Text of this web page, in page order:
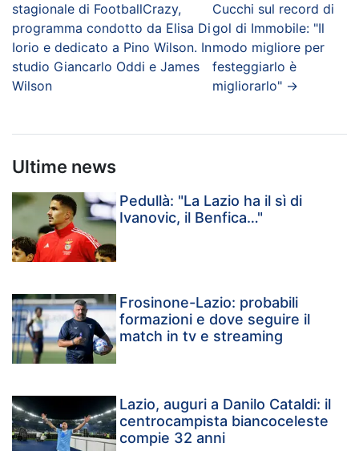
stagionale di FootballCrazy,
programma condotto da Elisa Di
Iorio e dedicato a Pino Wilson. In
studio Giancarlo Oddi e James
Wilson
Cucchi sul record di
gol di Immobile: "Il
modo migliore per
festeggiarlo è
migliorarlo"→
Ultime news
Pedullà: "La Lazio ha il sì di
Ivanovic, il Benfica…"
Frosinone-Lazio: probabili
formazioni e dove seguire il
match in tv e streaming
Lazio, auguri a Danilo Cataldi: il
centrocampista biancoceleste
compie 32 anni